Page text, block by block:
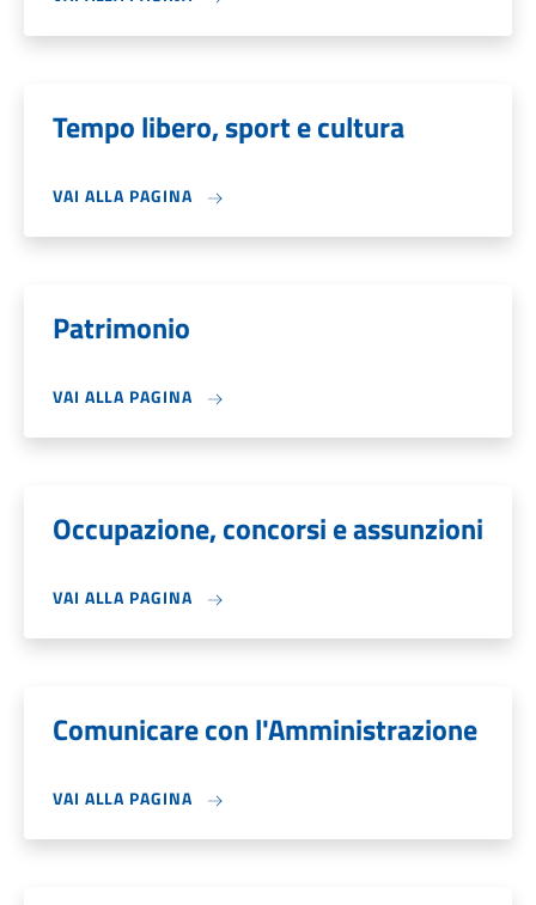
Tempo libero, sport e cultura
VAI ALLA PAGINA
Patrimonio
VAI ALLA PAGINA
Occupazione, concorsi e assunzioni
VAI ALLA PAGINA
Comunicare con l'Amministrazione
VAI ALLA PAGINA